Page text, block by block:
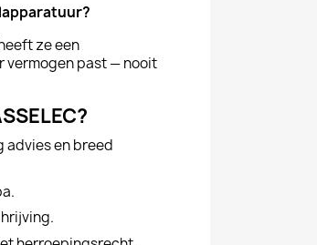
ze een
vermogen past — nooit
advies en breed